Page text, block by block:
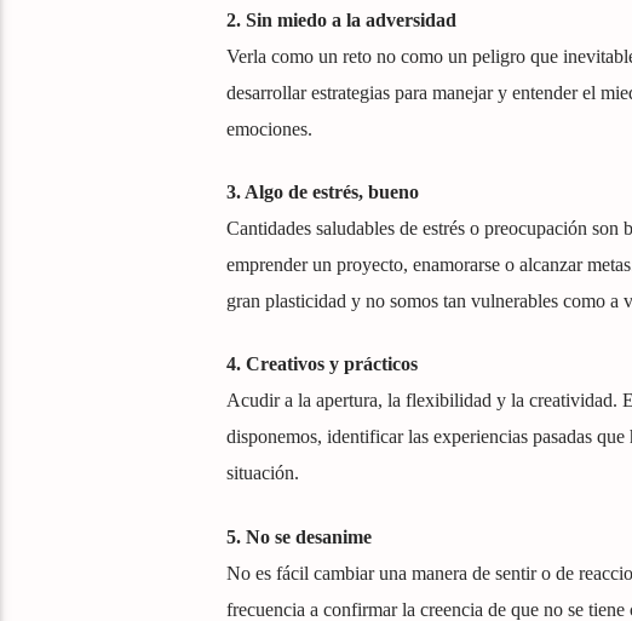
2. Sin miedo a la adversidad
Verla como un reto no como un peligro que
desarrollar estrategias para manejar y entender el
emociones.
3. Algo de estrés, bueno
Cantidades saludables de estrés o preocupación son
emprender un proyecto, enamorarse o alcanzar
gran plasticidad y no somos tan vulnerables como a
4. Creativos y prácticos
Acudir a la apertura, la flexibilidad y la creatividad.
disponemos, identificar las experiencias pasadas
situación.
5. No se desanime
No es fácil cambiar una manera de sentir o de
frecuencia a confirmar la creencia de que no se